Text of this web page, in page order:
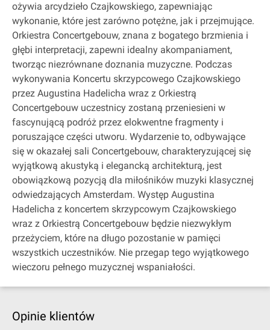
ożywia arcydzieło Czajkowskiego, zapewniając
wykonanie, które jest zarówno potężne, jak i przejmujące.
Orkiestra Concertgebouw, znana z bogatego brzmienia i
głębi interpretacji, zapewni idealny akompaniament,
tworząc niezrównane doznania muzyczne. Podczas
wykonywania Koncertu skrzypcowego Czajkowskiego
przez Augustina Hadelicha wraz z Orkiestrą
Concertgebouw uczestnicy zostaną przeniesieni w
fascynującą podróż przez elokwentne fragmenty i
poruszające części utworu. Wydarzenie to, odbywające
się w okazałej sali Concertgebouw, charakteryzującej się
wyjątkową akustyką i elegancką architekturą, jest
obowiązkową pozycją dla miłośników muzyki klasycznej
odwiedzających Amsterdam. Występ Augustina
Hadelicha z koncertem skrzypcowym Czajkowskiego
wraz z Orkiestrą Concertgebouw będzie niezwykłym
przeżyciem, które na długo pozostanie w pamięci
wszystkich uczestników. Nie przegap tego wyjątkowego
wieczoru pełnego muzycznej wspaniałości.
Opinie klientów